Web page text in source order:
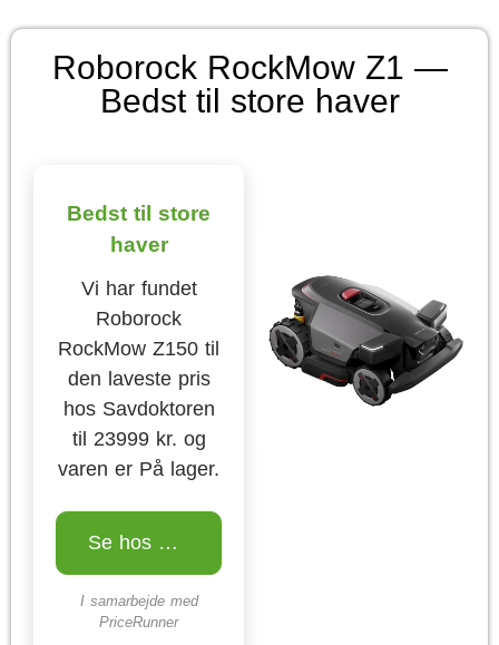
Roborock RockMow Z1 —
Bedst til store haver
Bedst til store
haver
Vi har fundet
Roborock
RockMow Z150 til
den laveste pris
hos Savdoktoren
til 23999 kr. og
varen er På lager.
Se hos Savdoktoren
I samarbejde med
PriceRunner